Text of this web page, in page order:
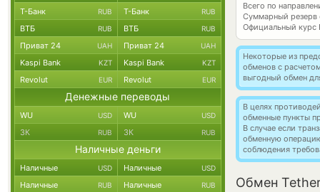
Всего по
Суммарный резерв
Официальный курс
Некоторые из
обменов с
выгодный обмен
В целях
обменные пункты
В случае если
обменную
соблюдения
Обмен Tether
Т-Банк RUB Т-Банк RUB
ВТБ RUB ВТБ RUB
Приват 24 UAH Приват 24 UAH
Kaspi Bank KZT Kaspi Bank KZT
Revolut EUR Revolut EUR
Денежные переводы
WU USD WU USD
ЗК RUB ЗК RUB
Наличные деньги
Наличные USD Наличные USD
Наличные RUB Наличные RUB